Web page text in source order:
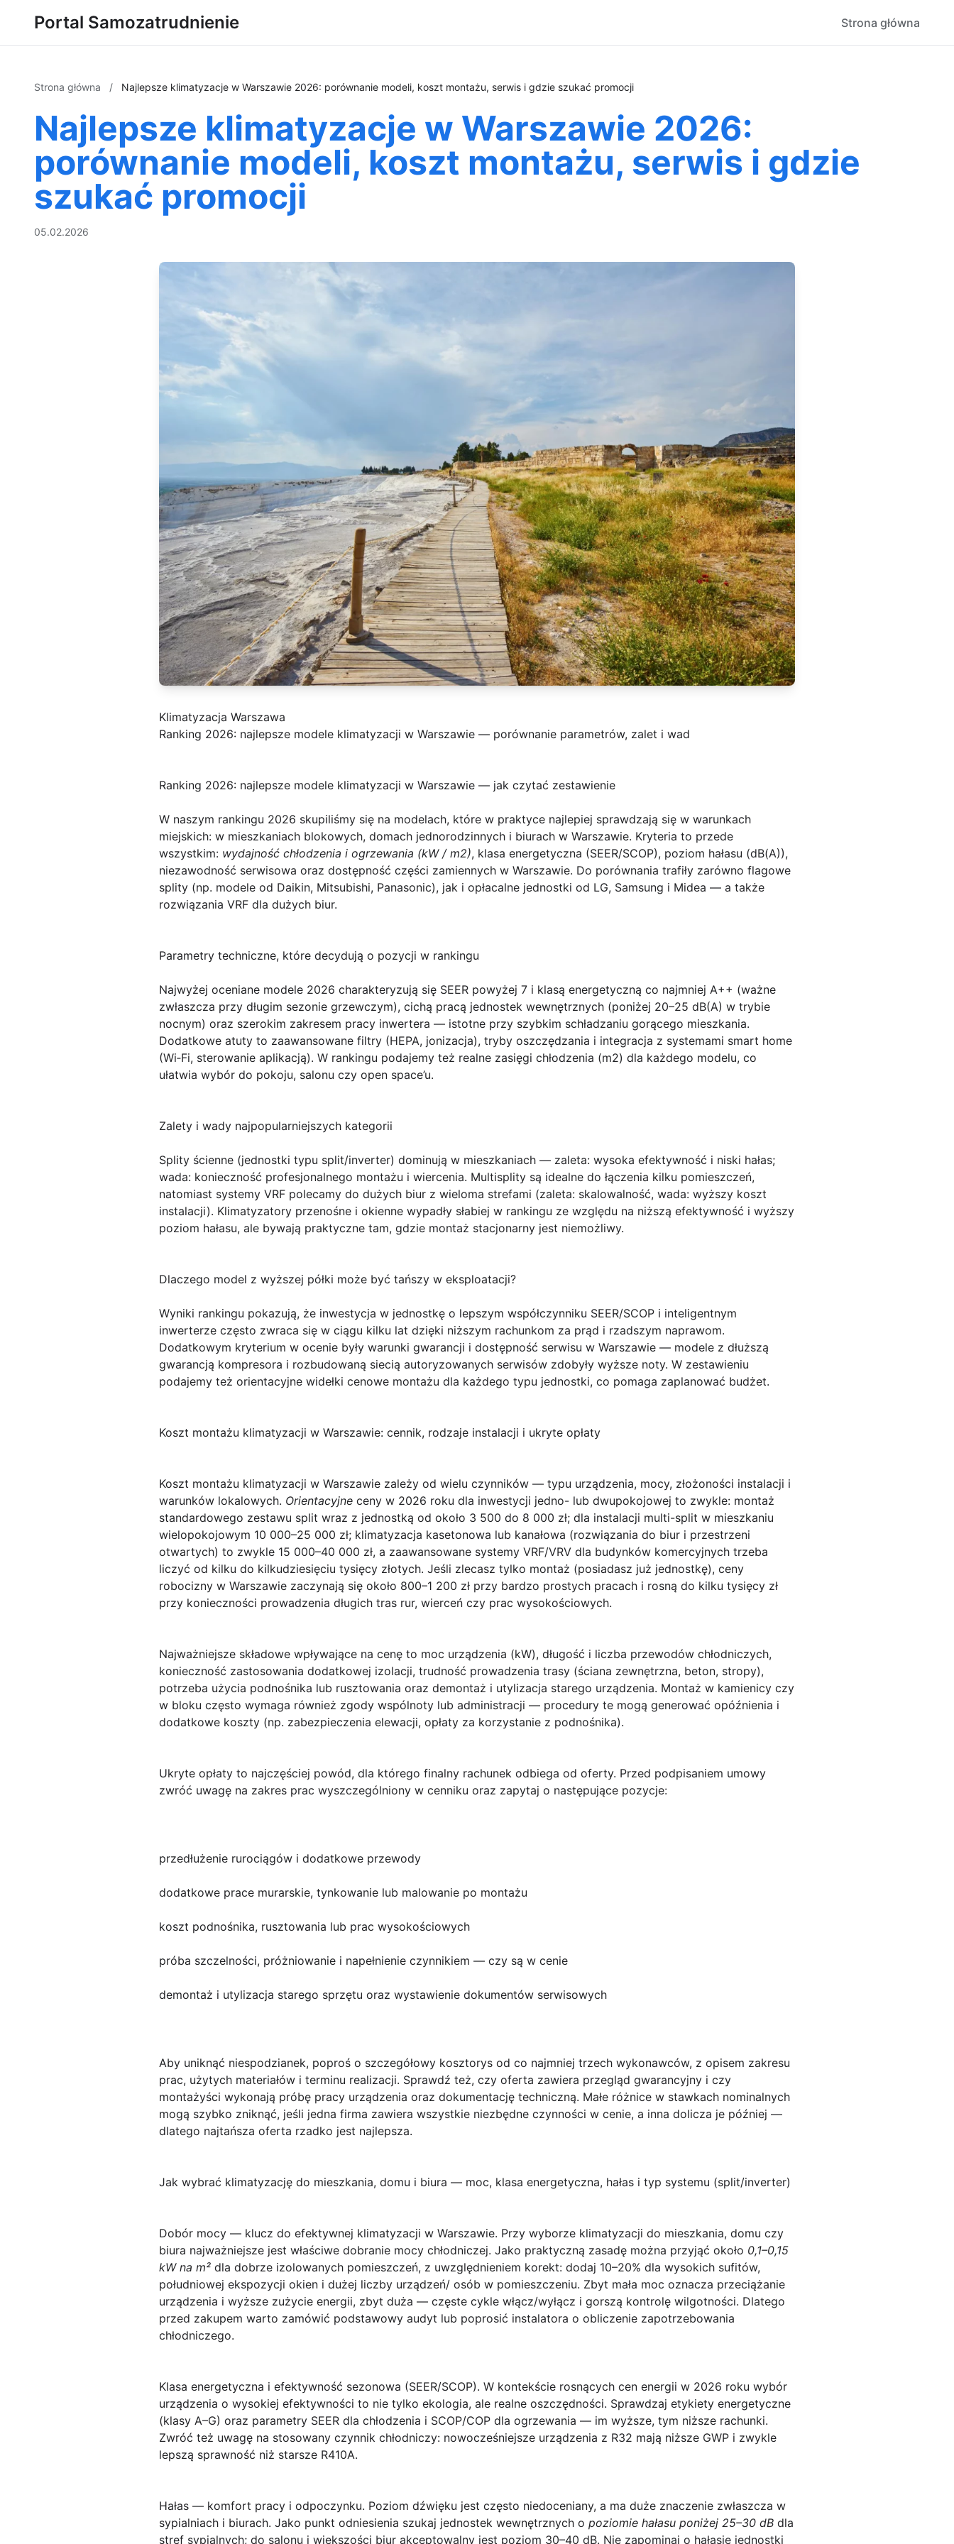
Portal Samozatrudnienie Strona główna
Strona główna / Najlepsze klimatyzacje w Warszawie 2026: porównanie modeli, koszt montażu, serwis i gdzie szukać promocji
Najlepsze klimatyzacje w Warszawie 2026:
porównanie modeli, koszt montażu, serwis i gdzie
szukać promocji
05.02.2026
Klimatyzacja Warszawa
Ranking 2026: najlepsze modele klimatyzacji w Warszawie — porównanie parametrów, zalet i wad
Ranking 2026: najlepsze modele klimatyzacji w Warszawie — jak czytać zestawienie
W naszym rankingu 2026 skupiliśmy się na modelach, które w praktyce najlepiej sprawdzają się w warunkach
miejskich: w mieszkaniach blokowych, domach jednorodzinnych i biurach w Warszawie. Kryteria to przede
wszystkim: wydajność chłodzenia i ogrzewania (kW / m2), klasa energetyczna (SEER/SCOP), poziom hałasu (dB(A)),
niezawodność serwisowa oraz dostępność części zamiennych w Warszawie. Do porównania trafiły zarówno flagowe
splity (np. modele od Daikin, Mitsubishi, Panasonic), jak i opłacalne jednostki od LG, Samsung i Midea — a także
rozwiązania VRF dla dużych biur.
Parametry techniczne, które decydują o pozycji w rankingu
Najwyżej oceniane modele 2026 charakteryzują się SEER powyżej 7 i klasą energetyczną co najmniej A++ (ważne
zwłaszcza przy długim sezonie grzewczym), cichą pracą jednostek wewnętrznych (poniżej 20–25 dB(A) w trybie
nocnym) oraz szerokim zakresem pracy inwertera — istotne przy szybkim schładzaniu gorącego mieszkania.
Dodatkowe atuty to zaawansowane filtry (HEPA, jonizacja), tryby oszczędzania i integracja z systemami smart home
(Wi‑Fi, sterowanie aplikacją). W rankingu podajemy też realne zasięgi chłodzenia (m2) dla każdego modelu, co
ułatwia wybór do pokoju, salonu czy open space’u.
Zalety i wady najpopularniejszych kategorii
Splity ścienne (jednostki typu split/inverter) dominują w mieszkaniach — zaleta: wysoka efektywność i niski hałas;
wada: konieczność profesjonalnego montażu i wiercenia. Multisplity są idealne do łączenia kilku pomieszczeń,
natomiast systemy VRF polecamy do dużych biur z wieloma strefami (zaleta: skalowalność, wada: wyższy koszt
instalacji). Klimatyzatory przenośne i okienne wypadły słabiej w rankingu ze względu na niższą efektywność i wyższy
poziom hałasu, ale bywają praktyczne tam, gdzie montaż stacjonarny jest niemożliwy.
Dlaczego model z wyższej półki może być tańszy w eksploatacji?
Wyniki rankingu pokazują, że inwestycja w jednostkę o lepszym współczynniku SEER/SCOP i inteligentnym
inwerterze często zwraca się w ciągu kilku lat dzięki niższym rachunkom za prąd i rzadszym naprawom.
Dodatkowym kryterium w ocenie były warunki gwarancji i dostępność serwisu w Warszawie — modele z dłuższą
gwarancją kompresora i rozbudowaną siecią autoryzowanych serwisów zdobyły wyższe noty. W zestawieniu
podajemy też orientacyjne widełki cenowe montażu dla każdego typu jednostki, co pomaga zaplanować budżet.
Koszt montażu klimatyzacji w Warszawie: cennik, rodzaje instalacji i ukryte opłaty
Koszt montażu klimatyzacji w Warszawie zależy od wielu czynników — typu urządzenia, mocy, złożoności instalacji i
warunków lokalowych. Orientacyjne ceny w 2026 roku dla inwestycji jedno- lub dwupokojowej to zwykle: montaż
standardowego zestawu split wraz z jednostką od około 3 500 do 8 000 zł; dla instalacji multi-split w mieszkaniu
wielopokojowym 10 000–25 000 zł; klimatyzacja kasetonowa lub kanałowa (rozwiązania do biur i przestrzeni
otwartych) to zwykle 15 000–40 000 zł, a zaawansowane systemy VRF/VRV dla budynków komercyjnych trzeba
liczyć od kilku do kilkudziesięciu tysięcy złotych. Jeśli zlecasz tylko montaż (posiadasz już jednostkę), ceny
robocizny w Warszawie zaczynają się około 800–1 200 zł przy bardzo prostych pracach i rosną do kilku tysięcy zł
przy konieczności prowadzenia długich tras rur, wierceń czy prac wysokościowych.
Najważniejsze składowe wpływające na cenę to moc urządzenia (kW), długość i liczba przewodów chłodniczych,
konieczność zastosowania dodatkowej izolacji, trudność prowadzenia trasy (ściana zewnętrzna, beton, stropy),
potrzeba użycia podnośnika lub rusztowania oraz demontaż i utylizacja starego urządzenia. Montaż w kamienicy czy
w bloku często wymaga również zgody wspólnoty lub administracji — procedury te mogą generować opóźnienia i
dodatkowe koszty (np. zabezpieczenia elewacji, opłaty za korzystanie z podnośnika).
Ukryte opłaty to najczęściej powód, dla którego finalny rachunek odbiega od oferty. Przed podpisaniem umowy
zwróć uwagę na zakres prac wyszczególniony w cenniku oraz zapytaj o następujące pozycje:
przedłużenie rurociągów i dodatkowe przewody
dodatkowe prace murarskie, tynkowanie lub malowanie po montażu
koszt podnośnika, rusztowania lub prac wysokościowych
próba szczelności, próżniowanie i napełnienie czynnikiem — czy są w cenie
demontaż i utylizacja starego sprzętu oraz wystawienie dokumentów serwisowych
Aby uniknąć niespodzianek, poproś o szczegółowy kosztorys od co najmniej trzech wykonawców, z opisem zakresu
prac, użytych materiałów i terminu realizacji. Sprawdź też, czy oferta zawiera przegląd gwarancyjny i czy
montażyści wykonają próbę pracy urządzenia oraz dokumentację techniczną. Małe różnice w stawkach nominalnych
mogą szybko zniknąć, jeśli jedna firma zawiera wszystkie niezbędne czynności w cenie, a inna dolicza je później —
dlatego najtańsza oferta rzadko jest najlepsza.
Jak wybrać klimatyzację do mieszkania, domu i biura — moc, klasa energetyczna, hałas i typ systemu (split/inverter)
Dobór mocy — klucz do efektywnej klimatyzacji w Warszawie. Przy wyborze klimatyzacji do mieszkania, domu czy
biura najważniejsze jest właściwe dobranie mocy chłodniczej. Jako praktyczną zasadę można przyjąć około 0,1–0,15
kW na m² dla dobrze izolowanych pomieszczeń, z uwzględnieniem korekt: dodaj 10–20% dla wysokich sufitów,
południowej ekspozycji okien i dużej liczby urządzeń/ osób w pomieszczeniu. Zbyt mała moc oznacza przeciążanie
urządzenia i wyższe zużycie energii, zbyt duża — częste cykle włącz/wyłącz i gorszą kontrolę wilgotności. Dlatego
przed zakupem warto zamówić podstawowy audyt lub poprosić instalatora o obliczenie zapotrzebowania
chłodniczego.
Klasa energetyczna i efektywność sezonowa (SEER/SCOP). W kontekście rosnących cen energii w 2026 roku wybór
urządzenia o wysokiej efektywności to nie tylko ekologia, ale realne oszczędności. Sprawdzaj etykiety energetyczne
(klasy A–G) oraz parametry SEER dla chłodzenia i SCOP/COP dla ogrzewania — im wyższe, tym niższe rachunki.
Zwróć też uwagę na stosowany czynnik chłodniczy: nowocześniejsze urządzenia z R32 mają niższe GWP i zwykle
lepszą sprawność niż starsze R410A.
Hałas — komfort pracy i odpoczynku. Poziom dźwięku jest często niedoceniany, a ma duże znaczenie zwłaszcza w
sypialniach i biurach. Jako punkt odniesienia szukaj jednostek wewnętrznych o poziomie hałasu poniżej 25–30 dB dla
stref sypialnych; do salonu i większości biur akceptowalny jest poziom 30–40 dB. Nie zapominaj o hałasie jednostki